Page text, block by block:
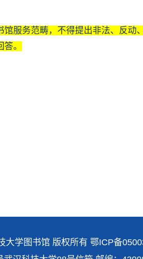
服务范畴，不得提出非法、 反动
。
大学图书馆 版权所有 鄂ICP备